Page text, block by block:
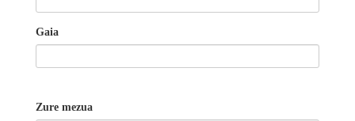
Gaia
Zure mezua